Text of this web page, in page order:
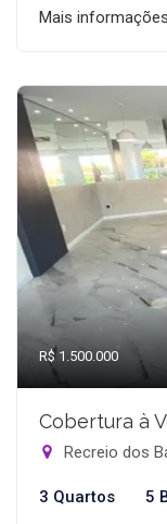
Mais informações
R$ 1.500.000
Cobertura à
Recreio dos
3 Quartos 5